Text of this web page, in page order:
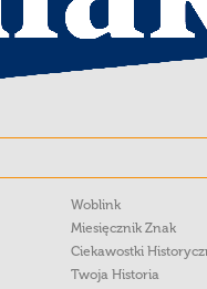
Woblink
Miesięcznik Znak
Ciekawostki
Twoja Historia